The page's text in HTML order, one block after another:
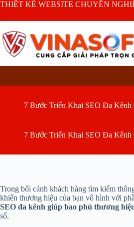
Chuyển
phần
nội
dung
THIẾT KẾ WEBSITE CHUYÊN
7 Bước Triển Khai SEO Đa
7 Bước Triển Khai SEO Đa
Trong bối cảnh khách hàng tìm kiếm
khiến thương hiệu của bạn vô hình với
SEO đa kênh giúp bao phủ thương
số.